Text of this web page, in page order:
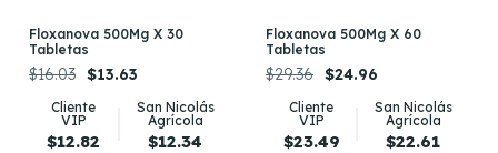
Floxanova 500Mg X 30
Tabletas
$16.03 $13.63
Cliente
VIP
$12.82
San Nicolás
Agrícola
$12.34
Floxanova 500Mg X 60
Tabletas
$29.36 $24.96
Cliente
VIP
$23.49
San Nicolás
Agrícola
$22.61